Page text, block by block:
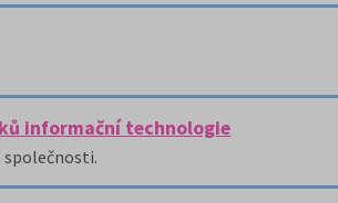
informační technologie
společnosti.